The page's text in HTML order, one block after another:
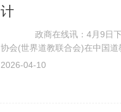
计
政商在线讯：4月9日下午
协会(世界道教联合会)在中国
承发展与合作展开深入交流，
2026-04-10